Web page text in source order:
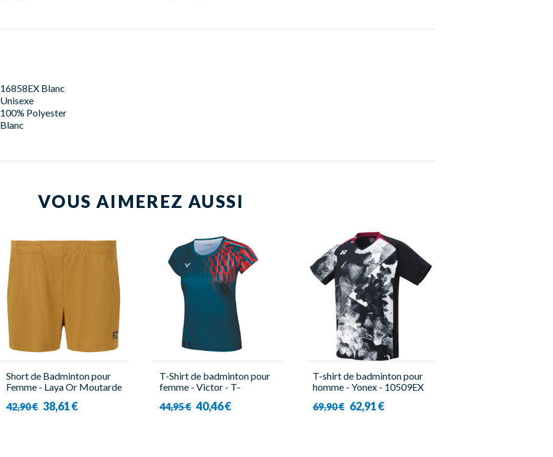
16858EX Blanc
Unisexe
100% Polyester
Blanc
VOUS AIMEREZ AUSSI
Short de Badminton pour
Femme - Laya Or Moutarde
42,90 € 38,61 €
T-Shirt de badminton pour
femme - Victor - T-
44,95 € 40,46 €
T-shirt de badminton pour
homme - Yonex - 10509EX
69,90 € 62,91 €